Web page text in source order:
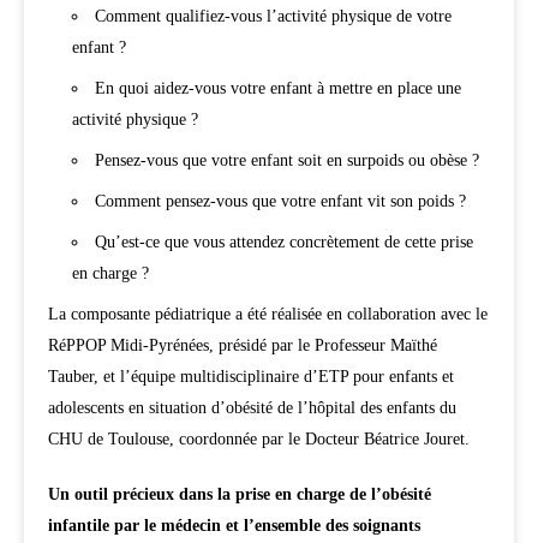
Comment qualifiez-vous l’activité physique de votre
enfant ?
En quoi aidez-vous votre enfant à mettre en place une
activité physique ?
Pensez-vous que votre enfant soit en surpoids ou obèse ?
Comment pensez-vous que votre enfant vit son poids ?
Qu’est-ce que vous attendez concrètement de cette prise
en charge ?
La composante pédiatrique a été réalisée en collaboration avec le
RéPPOP Midi-Pyrénées, présidé par le Professeur Maïthé
Tauber, et l’équipe multidisciplinaire d’ETP pour enfants et
adolescents en situation d’obésité de l’hôpital des enfants du
CHU de Toulouse, coordonnée par le Docteur Béatrice Jouret.
Un outil précieux dans la prise en charge de l’obésité
infantile par le médecin et l’ensemble des soignants